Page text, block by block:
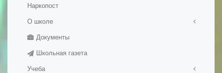
Наркопост
О школе
Правила приема в школу
История школы
Документы
Школьная газета
Учеба